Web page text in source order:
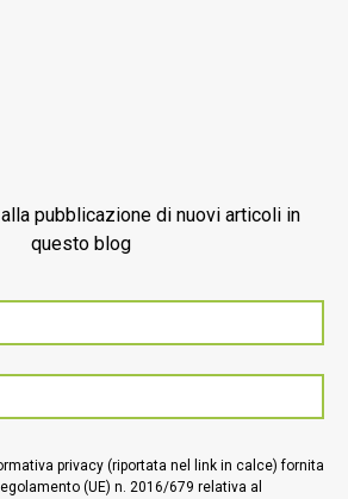
pubblicazione di nuovi articoli in
questo blog
privacy (riportata nel link in calce) fornita
(UE) n. 2016/679 relativa al